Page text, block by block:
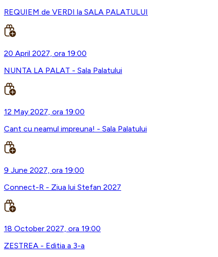
REQUIEM de VERDI la SALA PALATULUI
20 April 2027, ora 19:00
NUNTA LA PALAT - Sala Palatului
12 May 2027, ora 19:00
Cant cu neamul impreuna! - Sala Palatului
9 June 2027, ora 19:00
Connect-R - Ziua lui Stefan 2027
18 October 2027, ora 19:00
ZESTREA - Editia a 3-a